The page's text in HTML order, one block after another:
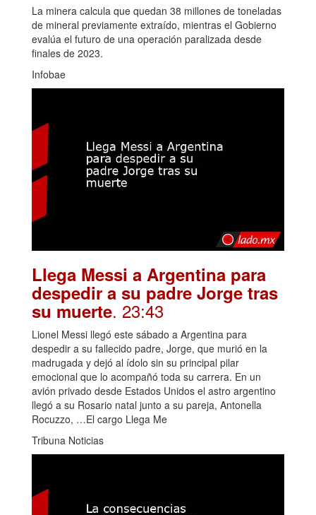
La minera calcula que quedan 38 millones de toneladas
de mineral previamente extraído, mientras el Gobierno
evalúa el futuro de una operación paralizada desde
finales de 2023.
Infobae
Llega Messi a Argentina para
despedir a su padre Jorge tras
su muerte. 23:43
Lionel Messi llegó este sábado a Argentina para
despedir a su fallecido padre, Jorge, que murió en la
madrugada y dejó al ídolo sin su principal pilar
emocional que lo acompañó toda su carrera. En un
avión privado desde Estados Unidos el astro argentino
llegó a su Rosario natal junto a su pareja, Antonella
Rocuzzo, …El cargo Llega Me
Tribuna Noticias